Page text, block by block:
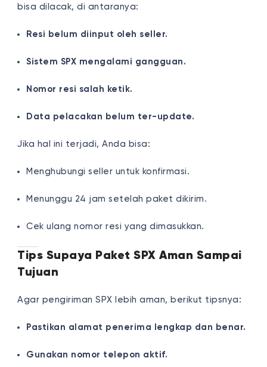
bisa dilacak, di antaranya:
Resi belum diinput oleh seller.
Sistem SPX mengalami gangguan.
Nomor resi salah ketik.
Data pelacakan belum ter-update.
Jika hal ini terjadi, Anda bisa:
Menghubungi seller untuk konfirmasi.
Menunggu 24 jam setelah paket dikirim.
Cek ulang nomor resi yang dimasukkan.
Tips Supaya Paket SPX Aman Sampai
Tujuan
Agar pengiriman SPX lebih aman, berikut tipsnya:
Pastikan alamat penerima lengkap dan benar.
Gunakan nomor telepon aktif.